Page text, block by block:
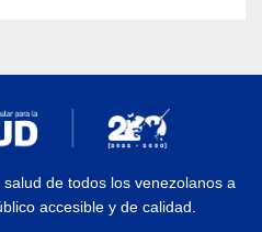
de todos los venezolanos a
accesible y de calidad.